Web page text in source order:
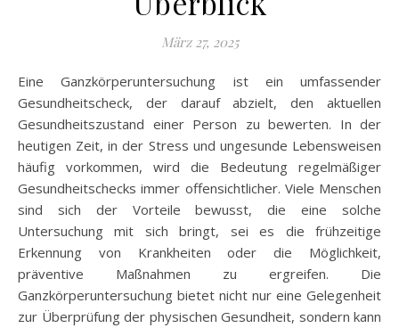
März 27, 2025
Eine Ganzkörperuntersuchung ist ein umfassender
Gesundheitscheck, der darauf abzielt, den aktuellen
Gesundheitszustand einer Person zu bewerten. In der
heutigen Zeit, in der Stress und ungesunde Lebensweisen
häufig vorkommen, wird die Bedeutung regelmäßiger
Gesundheitschecks immer offensichtlicher. Viele Menschen
sind sich der Vorteile bewusst, die eine solche
Untersuchung mit sich bringt, sei es die frühzeitige
Erkennung von Krankheiten oder die Möglichkeit,
präventive Maßnahmen zu ergreifen. Die
Ganzkörperuntersuchung bietet nicht nur eine Gelegenheit
zur Überprüfung der physischen Gesundheit, sondern kann